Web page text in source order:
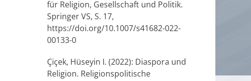
für Religion, Gesellschaft und Politik.
Springer VS, S. 17,
https://doi.org/10.1007/s41682-022-
00133-0
Çiçek, Hüseyin I. (2022): Diaspora und
Religion. Religionspolitische